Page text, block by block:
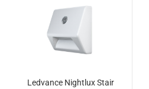
Ledvance Nightlux Stair